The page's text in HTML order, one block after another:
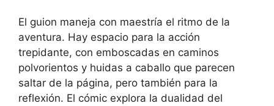
El guion maneja con maestría el ritmo de la
aventura. Hay espacio para la acción
trepidante, con emboscadas en caminos
polvorientos y huidas a caballo que parecen
saltar de la página, pero también para la
reflexión. El cómic explora la dualidad del